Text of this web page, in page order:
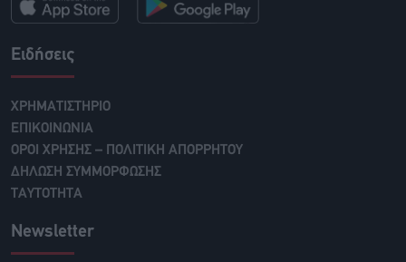
Ειδήσεις
ΧΡΗΜΑΤΙΣΤΗΡΙΟ
ΕΠΙΚΟΙΝΩΝΙΑ
ΟΡΟΙ ΧΡΗΣΗΣ – ΠΟΛΙΤΙΚΗ ΑΠΟΡΡΗΤΟΥ
ΔΗΛΩΣΗ ΣΥΜΜΟΡΦΩΣΗΣ
ΤΑΥΤΟΤΗΤΑ
Newsletter